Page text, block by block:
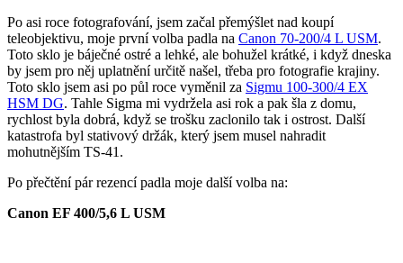
Po asi roce fotografování, jsem začal přemýšlet nad koupí
teleobjektivu, moje první volba padla na Canon 70-200/4 L USM.
Toto sklo je báječné ostré a lehké, ale bohužel krátké, i když dneska
by jsem pro něj uplatnění určitě našel, třeba pro fotografie krajiny.
Toto sklo jsem asi po půl roce vyměnil za Sigmu 100-300/4 EX
HSM DG. Tahle Sigma mi vydržela asi rok a pak šla z domu,
rychlost byla dobrá, když se trošku zaclonilo tak i ostrost. Další
katastrofa byl stativový držák, který jsem musel nahradit
mohutnějším TS-41.
Po přečtění pár rezencí padla moje další volba na:
Canon EF 400/5,6 L USM